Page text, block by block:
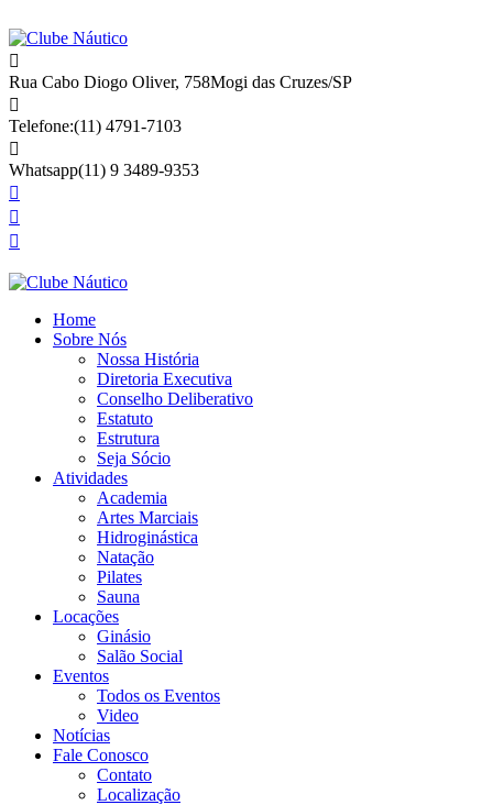
Rua Cabo Diogo Oliver, 758Mogi das Cruzes/SP
Telefone:(11) 4791-7103
Whatsapp(11) 9 3489-9353
Home
Sobre Nós
Nossa História
Diretoria Executiva
Conselho Deliberativo
Estatuto
Estrutura
Seja Sócio
Atividades
Academia
Artes Marciais
Hidroginástica
Natação
Pilates
Sauna
Locações
Ginásio
Salão Social
Eventos
Todos os Eventos
Video
Notícias
Fale Conosco
Contato
Localização